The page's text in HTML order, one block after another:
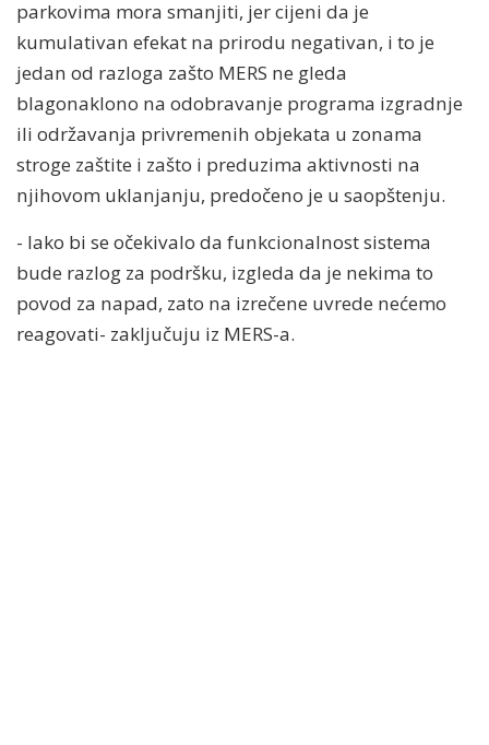
parkovima mora smanjiti, jer cijeni da je
kumulativan efekat na prirodu negativan, i to je
jedan od razloga zašto MERS ne gleda
blagonaklono na odobravanje programa izgradnje
ili održavanja privremenih objekata u zonama
stroge zaštite i zašto i preduzima aktivnosti na
njihovom uklanjanju, predočeno je u saopštenju.
- Iako bi se očekivalo da funkcionalnost sistema
bude razlog za podršku, izgleda da je nekima to
povod za napad, zato na izrečene uvrede nećemo
reagovati- zaključuju iz MERS-a.